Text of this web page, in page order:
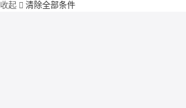
收起  清除全部条件